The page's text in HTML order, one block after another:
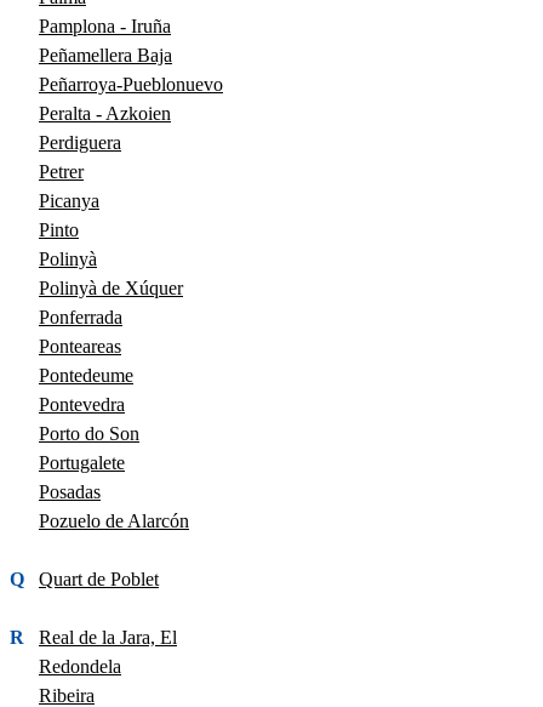
Pamplona - Iruña
Peñamellera Baja
Peñarroya-Pueblonuevo
Peralta - Azkoien
Perdiguera
Petrer
Picanya
Pinto
Polinyà
Polinyà de Xúquer
Ponferrada
Ponteareas
Pontedeume
Pontevedra
Porto do Son
Portugalete
Posadas
Pozuelo de Alarcón
Q Quart de Poblet
R
Real de la Jara, El
Redondela
Ribeira